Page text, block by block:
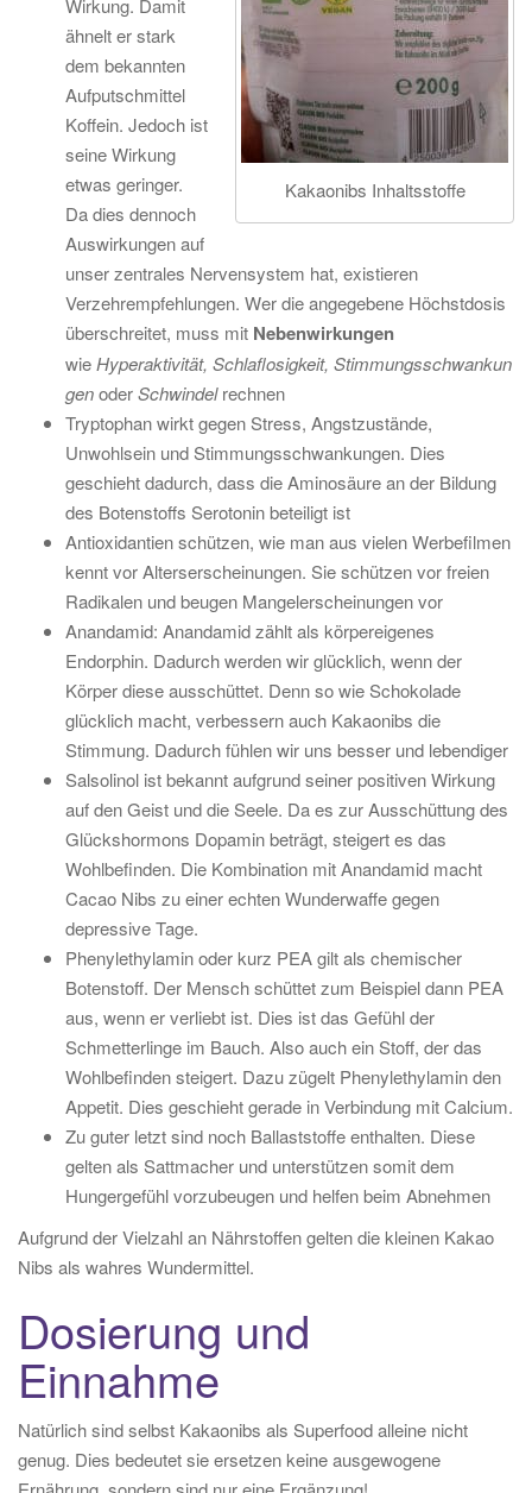
Kakaonibs Inhaltsstoffe
Wirkung. Damit
ähnelt er stark
dem bekannten
Aufputschmittel
Koffein. Jedoch ist
seine Wirkung
etwas geringer.
Da dies dennoch
Auswirkungen auf
unser zentrales Nervensystem hat, existieren
Verzehrempfehlungen. Wer die angegebene Höchstdosis
überschreitet, muss mit Nebenwirkungen
wieHyperaktivität, Schlaflosigkeit, Stimmungsschwankun
genoderSchwindelrechnen
Tryptophan wirkt gegen Stress, Angstzustände,
Unwohlsein und Stimmungsschwankungen. Dies
geschieht dadurch, dass die Aminosäure an der Bildung
des Botenstoffs Serotonin beteiligt ist
Antioxidantien schützen, wie man aus vielen Werbefilmen
kennt vor Alterserscheinungen. Sie schützen vor freien
Radikalen und beugen Mangelerscheinungen vor
Anandamid: Anandamid zählt als körpereigenes
Endorphin. Dadurch werden wir glücklich, wenn der
Körper diese ausschüttet. Denn so wie Schokolade
glücklich macht, verbessern auch Kakaonibs die
Stimmung. Dadurch fühlen wir uns besser und lebendiger
Salsolinol ist bekannt aufgrund seiner positiven Wirkung
auf den Geist und die Seele. Da es zur Ausschüttung des
Glückshormons Dopamin beträgt, steigert es das
Wohlbefinden. Die Kombination mit Anandamid macht
Cacao Nibs zu einer echten Wunderwaffe gegen
depressive Tage.
Phenylethylamin oder kurz PEA gilt als chemischer
Botenstoff. Der Mensch schüttet zum Beispiel dann PEA
aus, wenn er verliebt ist. Dies ist das Gefühl der
Schmetterlinge im Bauch. Also auch ein Stoff, der das
Wohlbefinden steigert. Dazu zügelt Phenylethylamin den
Appetit. Dies geschieht gerade in Verbindung mit Calcium.
Zu guter letzt sind noch Ballaststoffe enthalten. Diese
gelten als Sattmacher und unterstützen somit dem
Hungergefühl vorzubeugen und helfen beim Abnehmen
Aufgrund der Vielzahl an Nährstoffen gelten die kleinen Kakao
Nibs als wahres Wundermittel.
Dosierung und
Einnahme
Natürlich sind selbst Kakaonibs als Superfood alleine nicht
genug. Dies bedeutet sie ersetzen keine ausgewogene